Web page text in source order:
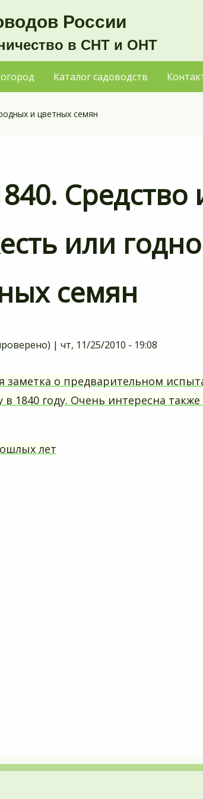
России
в СНТ и ОНТ
Каталог садоводств
и цветных семян
или
семян
| чт, 11/25/2010 - 19:08
заметка о предварительном
в 1840 году. Очень интересна
лет